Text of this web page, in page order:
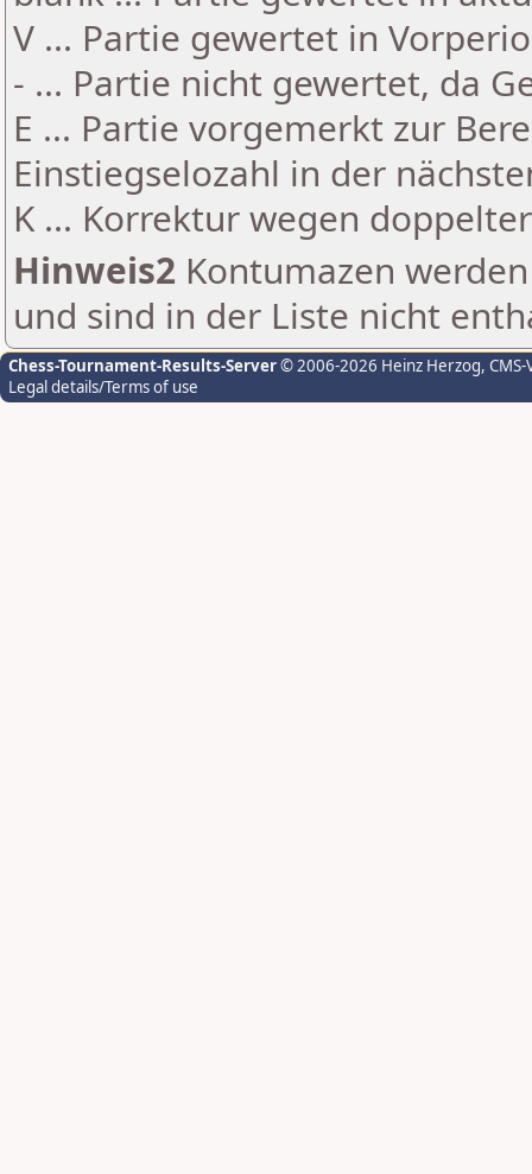
V ... Partie gewertet in
- ... Partie nicht gewertet, da
E ... Partie vorgemerkt zur
Einstiegselozahl in der
K ... Korrektur wegen
Hinweis2 Kontumazen
und sind in der Liste nicht
Chess-Tournament-Results-Server© 2006-2026 Heinz Herzog,
Legal details/Terms of use